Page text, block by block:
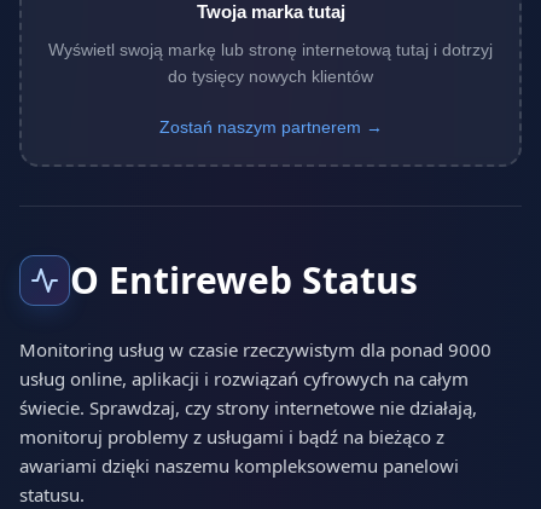
Twoja marka tutaj
Wyświetl swoją markę lub stronę internetową tutaj i dotrzyj
do tysięcy nowych klientów
Zostań naszym partnerem →
O Entireweb Status
Monitoring usług w czasie rzeczywistym dla ponad 9000
usług online, aplikacji i rozwiązań cyfrowych na całym
świecie. Sprawdzaj, czy strony internetowe nie działają,
monitoruj problemy z usługami i bądź na bieżąco z
awariami dzięki naszemu kompleksowemu panelowi
statusu.